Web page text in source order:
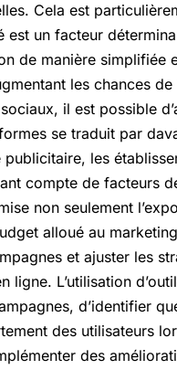
Cela est
est un facteur
de manière simplifiée
les chances
il est possible
se traduit par
les
compte de facteurs
non seulement
alloué au
et ajuster les
L’utilisation
d’identifier
des utilisateurs
des